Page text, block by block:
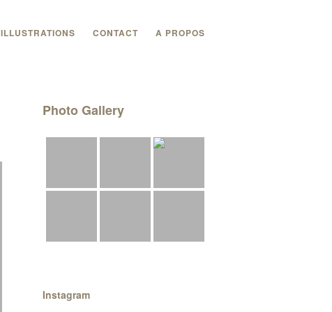
ILLUSTRATIONS CONTACT A PROPOS
Photo Gallery
Instagram